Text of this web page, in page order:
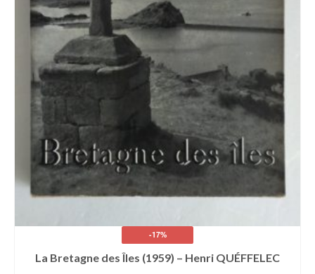
-17%
La Bretagne des Îles (1959) – Henri QUÉFFELEC